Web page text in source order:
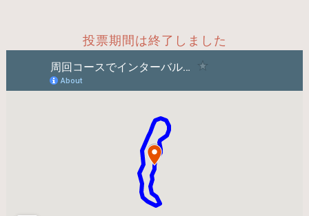
投票期間は終了しました